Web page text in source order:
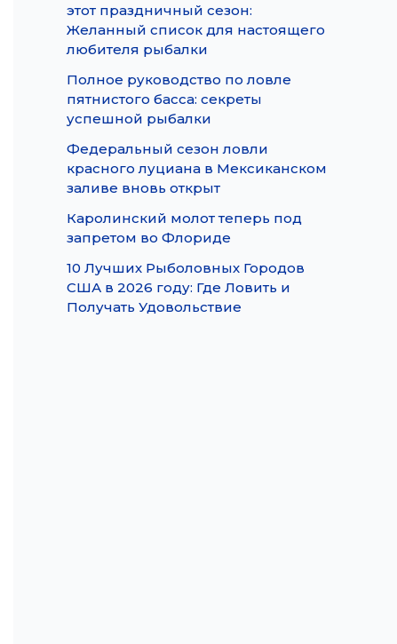
этот праздничный сезон:
Желанный список для настоящего
любителя рыбалки
Полное руководство по ловле
пятнистого басса: секреты
успешной рыбалки
Федеральный сезон ловли
красного луциана в Мексиканском
заливе вновь открыт
Каролинский молот теперь под
запретом во Флориде
10 Лучших Рыболовных Городов
США в 2026 году: Где Ловить и
Получать Удовольствие